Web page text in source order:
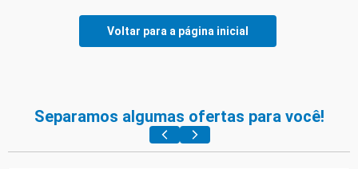
Voltar para a página inicial
Separamos algumas ofertas para você!